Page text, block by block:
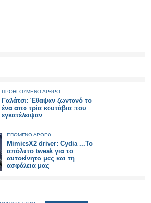
ΠΡΟΗΓΟΥΜΕΝΟ ΑΡΘΡΟ
Γαλάτσι: Έθαψαν ζωντανό το
ένα από τρία κουτάβια που
εγκατέλειψαν
ΕΠΟΜΕΝΟ ΑΡΘΡΟ
MimicsX2 driver: Cydia ...Το
απόλυτο tweak για το
αυτοκίνητο μας και τη
ασφάλεια μας